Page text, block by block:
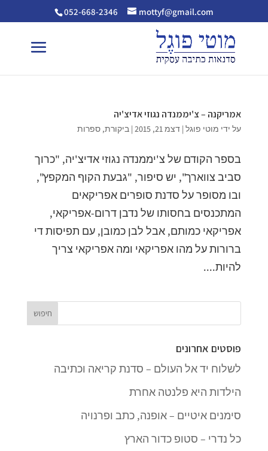
052-668-2346 mottyf@gmail.com
אמריקנה – צ'יממנדה נגוזי אדיצ'יה
על ידי מוטי פוגל| דצמ 21, 2015 | ביקורת, ספרות
בספר הקודם של צ'יממנדה נגוזי אדיצ'יה, "כרוך
סביב צווארך", יש סיפור, "גבעת הקוף המקפץ",
ובו מסופר על סדנת סופרים אפריקאים
המתכנסים בחסותו של נדבן דרום-אפריקאי,
אפריקאי כמותם, אבל לבן כמובן, עם תפיסות די
ברורות על מהו אפריקאי ומה אפריקאי צריך
להיות....
פוסטים אחרונים
לשלוח יד אל העולם – סדנת קריאה וכתיבה
הילדות היא פלנטה אחרת
סימנים איטיים – אופנה, כתב ופרנויה
כל נדרי – סטופ כדור הארץ